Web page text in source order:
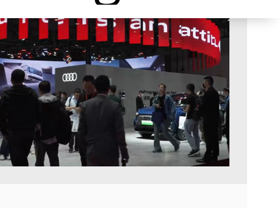
TVU Producer 云导播
TVU Partyline 云互联
TVU Command Center 集中
管控系统
TVU Search 智媒体云
TVU Channel 云播出